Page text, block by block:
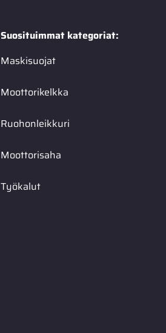
Suosituimmat kategoriat:
Maskisuojat
Moottorikelkka
Ruohonleikkuri
Moottorisaha
Työkalut